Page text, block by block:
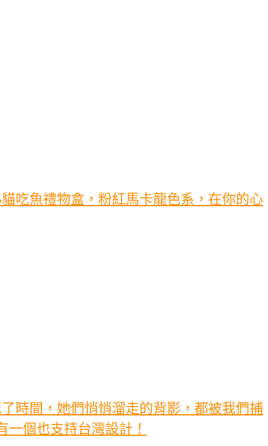
吃魚禮物盒，粉紅馬卡龍色系，在你的心
時間，她們悄悄溜走的背影，都被我們捕
個也支持台灣設計！